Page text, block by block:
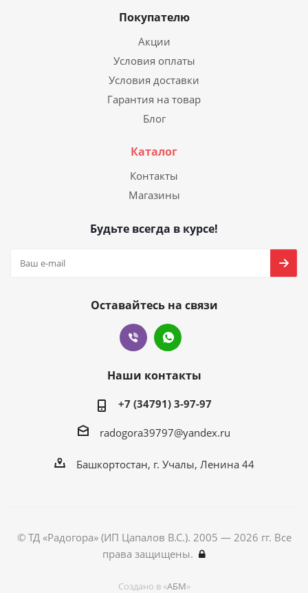
Покупателю
Акции
Условия оплаты
Условия доставки
Гарантия на товар
Блог
Каталог
Контакты
Магазины
Будьте всегда в курсе!
Оставайтесь на связи
Наши контакты
+7 (34791) 3-97-97
radogora39797@yandex.ru
Башкортостан, г. Учалы, Ленина 44
© ТД «Радогора» (ИП Цапалов В.С.). 2005 — 2026 гг. Все
права защищены.
Создано в «АБМ»